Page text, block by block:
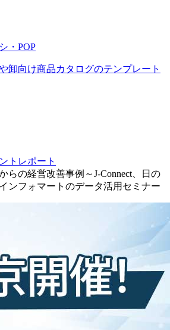
・POP
卸向け商品カタログのテンプレート
トレポート
らの経営改善事例～J-Connect、日の
ンフォマートのデータ活用セミナー